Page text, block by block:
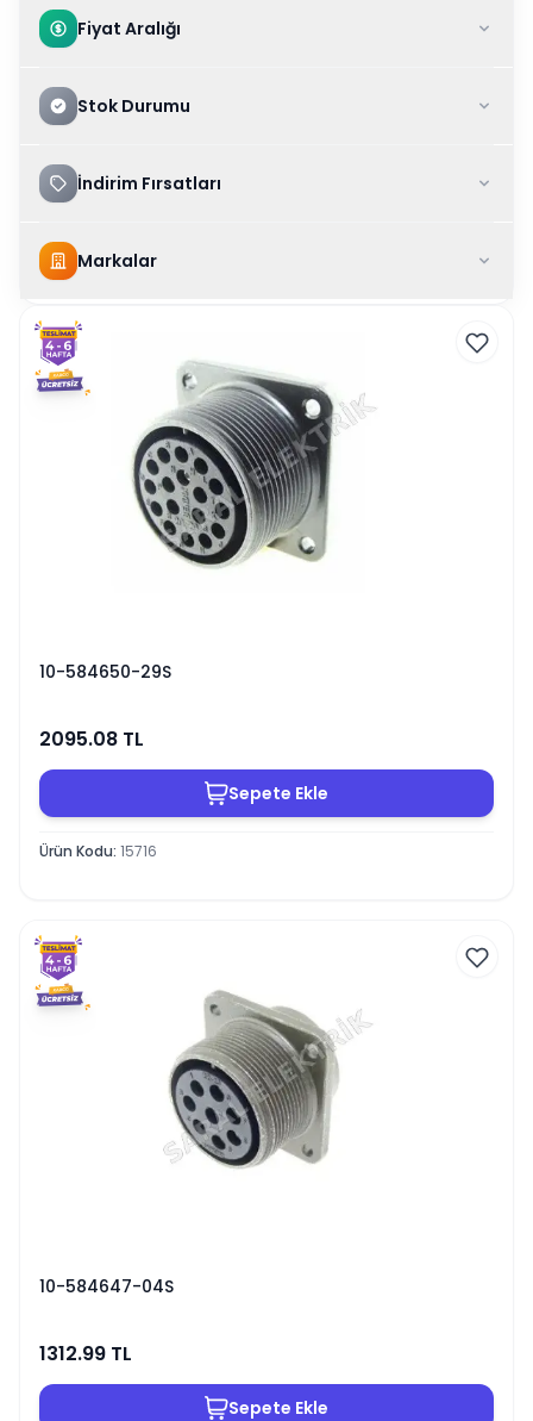
Fiyat Aralığı
Stok Durumu
İndirim Fırsatları
Markalar
10-584650-29S
2095.08 TL
Sepete Ekle
Ürün Kodu: 15716
10-584647-04S
1312.99 TL
Sepete Ekle